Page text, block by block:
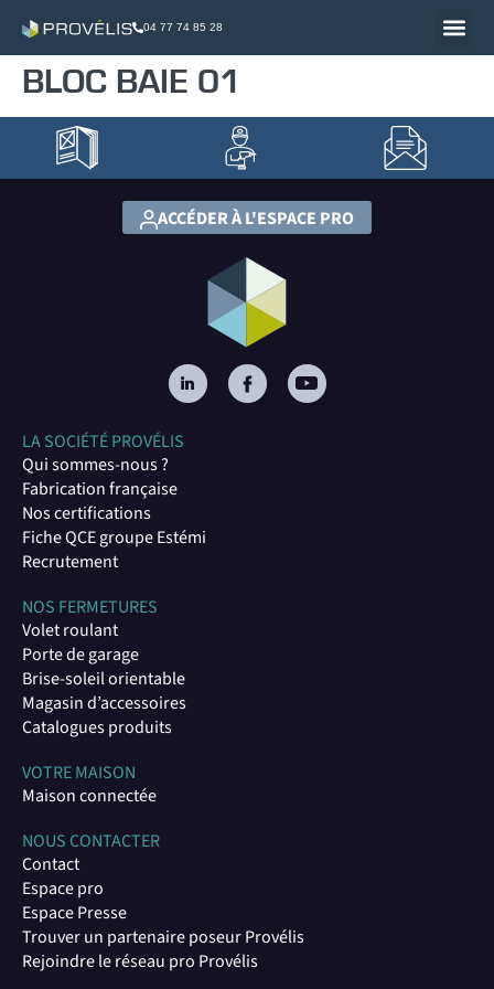
04 77 74 85 28
BLOC BAIE 01
ACCÉDER À L'ESPACE PRO
LA SOCIÉTÉ PROVÉLIS
Qui sommes-nous ?
Fabrication française
Nos certifications
Fiche QCE groupe Estémi
Recrutement
NOS FERMETURES
Volet roulant
Porte de garage
Brise-soleil orientable
Magasin d’accessoires
Catalogues produits
VOTRE MAISON
Maison connectée
NOUS CONTACTER
Contact
Espace pro
Espace Presse
Trouver un partenaire poseur Provélis
Rejoindre le réseau pro Provélis